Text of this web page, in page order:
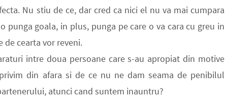
Nu stiu de ce, dar cred ca nici el nu va mai cumpara
goala, in plus, punga pe care o va cara cu greu in
cearta vor reveni.
intre doua persoane care s-au apropiat din motive
din afara si de ce nu ne dam seama de penibilul
atunci cand suntem inauntru?